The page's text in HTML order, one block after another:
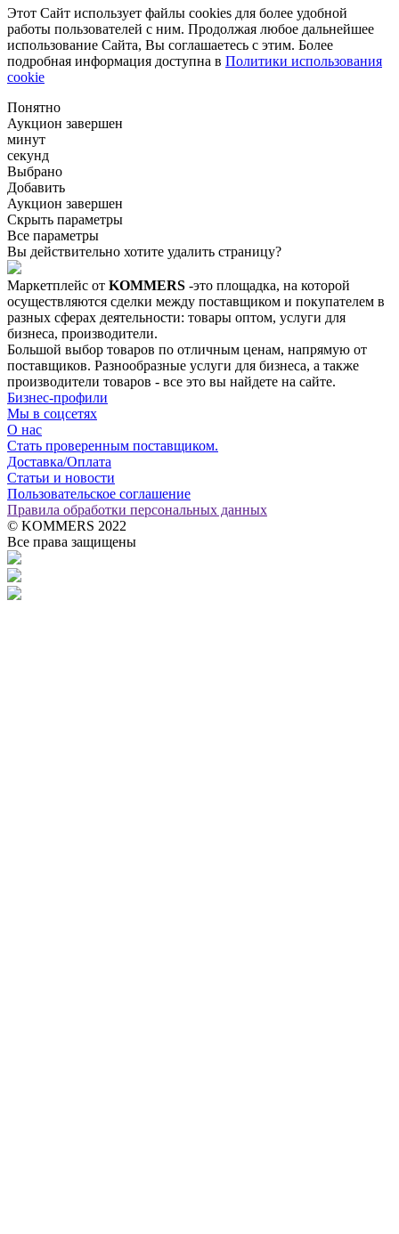
Этот Сайт использует файлы cookies для более удобной
работы пользователей с ним. Продолжая любое дальнейшее
использование Сайта, Вы соглашаетесь с этим. Более
подробная информация доступна в Политики использования
cookie
Понятно
Аукцион завершен
минут
секунд
Выбрано
Добавить
Аукцион завершен
Скрыть параметры
Все параметры
Вы действительно хотите удалить страницу?
Маркетплейс от KOMMERS -это площадка, на которой
осуществляются сделки между поставщиком и покупателем в
разных сферах деятельности: товары оптом, услуги для
бизнеса, производители.
Большой выбор товаров по отличным ценам, напрямую от
поставщиков. Разнообразные услуги для бизнеса, а также
производители товаров - все это вы найдете на сайте.
Бизнес-профили
Мы в соцсетях
О нас
Стать проверенным поставщиком.
Доставка/Оплата
Статьи и новости
Пользовательское соглашение
Правила обработки персональных данных
© KOMMERS 2022
Все права защищены